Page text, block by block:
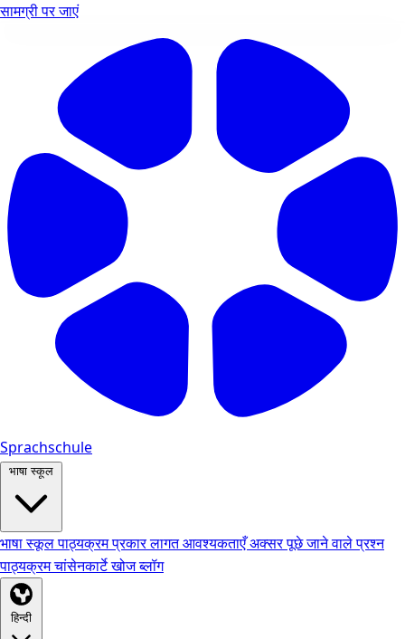
सामग्री पर जाएं
Sprachschule
भाषा स्कूल
भाषा स्कूलपाठ्यक्रम प्रकारलागतआवश्यकताएँअक्सर पूछे जाने वाले प्रश्न
पाठ्यक्रमचांसेनकार्टेखोजब्लॉग
हिन्दी